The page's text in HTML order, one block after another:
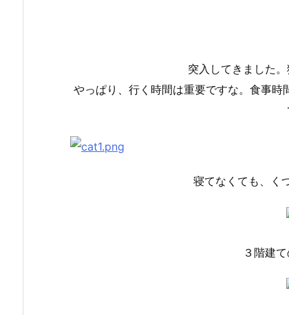
突入してきました
やっぱり、行く時間は重要ですな。食事
寝てなくても、く
３階建